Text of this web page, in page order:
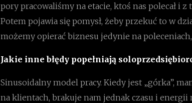
pory pracowaliśmy na etacie, ktoś nas polecał i z
Potem pojawia się pomysł, żeby przekuć to w
możemy opierać biznesu jedynie na
Jakie inne błędy popełniają
Sinusoidalny model pracy. Kiedy jest „górka”,
na klientach, brakuje nam jednak czasu i